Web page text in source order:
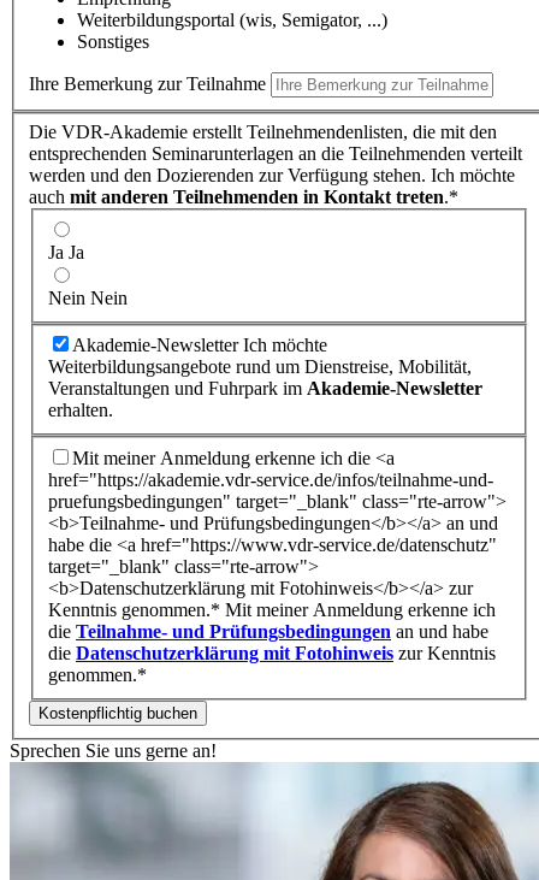
Weiterbildungsportal (wis, Semigator, ...)
Sonstiges
Ihre Bemerkung zur Teilnahme
Die VDR-Akademie erstellt Teilnehmendenlisten, die mit den
entsprechenden Seminarunterlagen an die Teilnehmenden verteilt
werden und den Dozierenden zur Verfügung stehen. Ich möchte
auch mit anderen Teilnehmenden in Kontakt treten.*
Ja Ja
Nein Nein
Akademie-NewsletterIch möchte
Weiterbildungsangebote rund um Dienstreise, Mobilität,
Veranstaltungen und Fuhrpark im Akademie-Newsletter
erhalten.
Mit meiner Anmeldung erkenne ich die <a
href="https://akademie.vdr-service.de/infos/teilnahme-und-
pruefungsbedingungen" target="_blank" class="rte-arrow">
<b>Teilnahme- und Prüfungsbedingungen</b></a> an und
habe die <a href="https://www.vdr-service.de/datenschutz"
target="_blank" class="rte-arrow">
<b>Datenschutzerklärung mit Fotohinweis</b></a> zur
Kenntnis genommen.*
die Teilnahme- und Prüfungsbedingungen an und habe
die Datenschutzerklärung mit Fotohinweis zur Kenntnis
genommen.*
Sprechen Sie uns gerne an!